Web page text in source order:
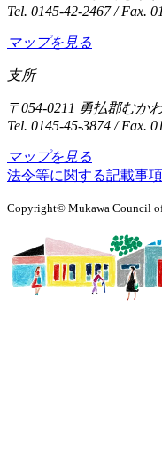
Tel. 0145-42-2467 / Fax.
マップを見る
支所
〒054-0211 勇払郡むか
Tel. 0145-45-3874 / Fax.
マップを見る
法令等に関する記載事項
Copyright© Mukawa Council of